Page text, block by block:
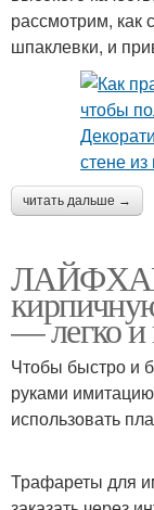
рассмотрим, как
шпаклевки, и
читать дальше →
— легко и
Чтобы быстро и
руками
использовать
Трафареты для